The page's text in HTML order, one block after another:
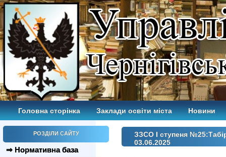
Головна сторінка Заклади освіти міста Новини
РОЗДІЛИ САЙТУ
⇒ Нормативна база
ЗЗСО І ступеня
03.06.2025